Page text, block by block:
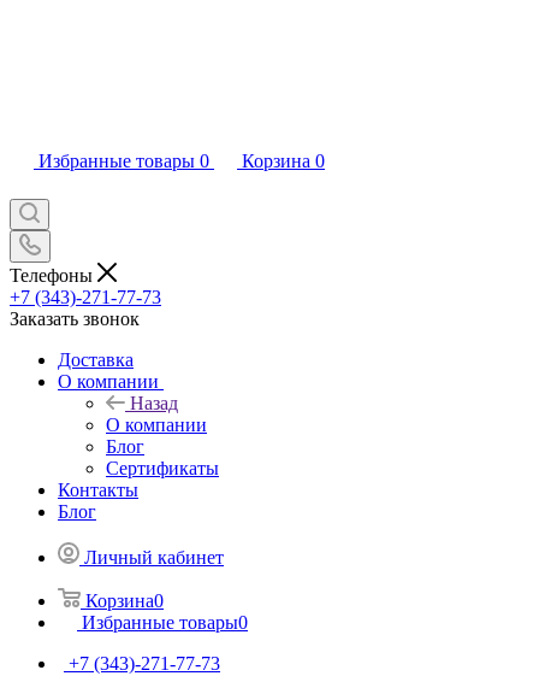
Избранные товары 0 Корзина 0
Телефоны
+7 (343)-271-77-73
Заказать звонок
Доставка
О компании
Назад
О компании
Блог
Сертификаты
Контакты
Блог
Личный кабинет
Корзина0
Избранные товары0
+7 (343)-271-77-73